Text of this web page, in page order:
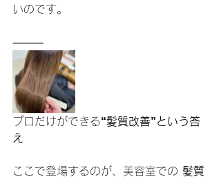
いのです。
⸻
プロだけができる“髪質改善”という答
え
ここで登場するのが、美容室での 髪質